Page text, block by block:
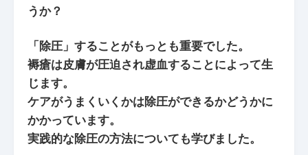
うか？
「除圧」することがもっとも重要でした。
褥瘡は皮膚が圧迫され虚血することによって生
じます。
ケアがうまくいくかは除圧ができるかどうかに
かかっています。
実践的な除圧の方法についても学びました。